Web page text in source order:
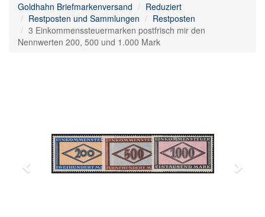
Goldhahn Briefmarkenversand
Reduziert
Restposten und Sammlungen
Restposten
3 Einkommenssteuermarken postfrisch mir den
Nennwerten 200, 500 und 1.000 Mark